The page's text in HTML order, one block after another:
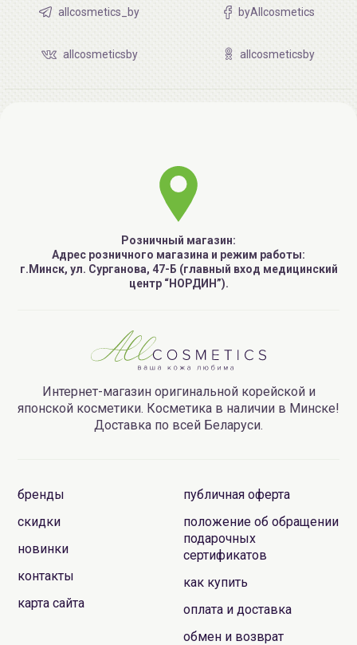
allcosmetics_by byAllcosmetics
allcosmeticsby allcosmeticsby
Розничный магазин:
Адрес розничного магазина и режим работы:
г.Минск, ул. Сурганова, 47-Б (главный вход медицинский
центр “НОРДИН”).
Интернет-магазин оригинальной корейской и
японской косметики. Косметика в наличии в Минске!
Доставка по всей Беларуси.
бренды
скидки
новинки
контакты
карта сайта
публичная оферта
положение об обращении
подарочных
сертификатов
как купить
оплата и доставка
обмен и возврат